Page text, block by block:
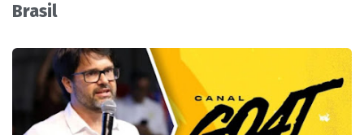
Brasil